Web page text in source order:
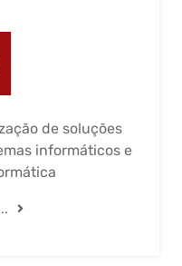
de soluções
informáticos e